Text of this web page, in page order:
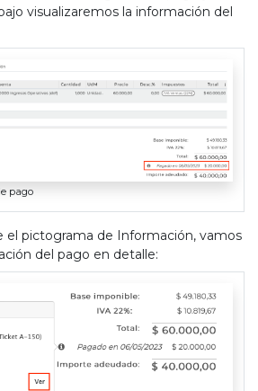
visualizaremos la información del
pago
el pictograma de Información, vamos
del pago en detalle: